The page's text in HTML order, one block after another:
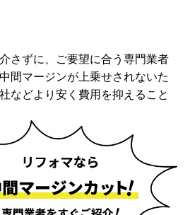
さずに、ご要望に合う専門業者
間マージンが上乗せされないた
などより安く費用を抑えること